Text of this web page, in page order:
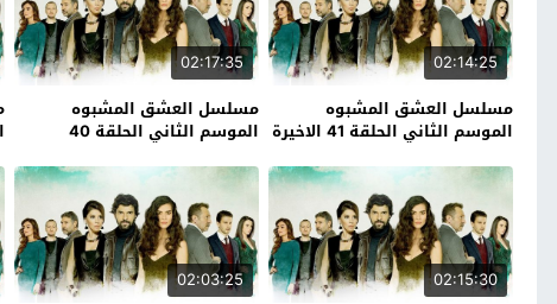
02:14:25
مسلسل العشق المشبوه
الموسم الثاني الحلقة 41 الاخيرة
02:17:35
مسلسل العشق المشبوه
الموسم الثاني الحلقة 40
02:15:30
02:03:25